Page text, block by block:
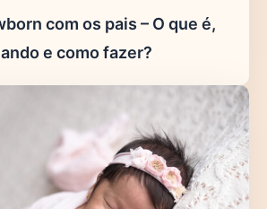
com os pais – O que é,
e como fazer?